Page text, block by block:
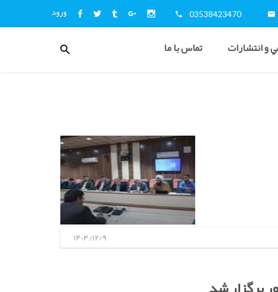
ورود 03538423470
منوی
کاربری
و انتشارات تماس با ما
1404/12/9